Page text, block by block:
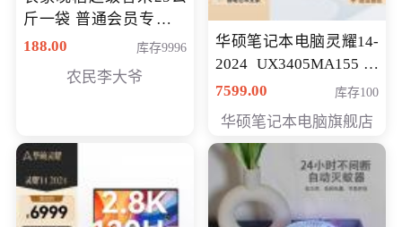
斤一袋 普通会员专享价
格178元
188.00 库存9996
农民李大爷
华硕笔记本电脑灵耀14-
2024 UX3405MA155冰
川银 oled 智慧轻薄本 会
7599.00 库存100
华硕笔记本电脑旗舰店